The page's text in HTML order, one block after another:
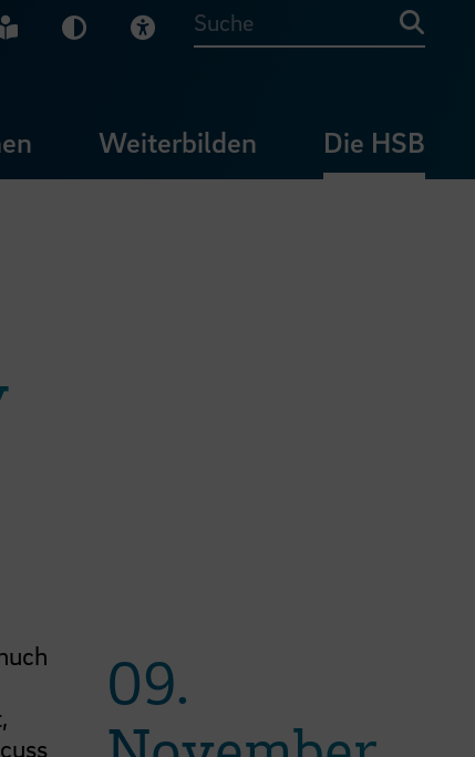
Gebärdensprache
Sprache
Dunkel-Modus
Visuelle Hilfe
Suche
Weiterbilden Die HSB
09.